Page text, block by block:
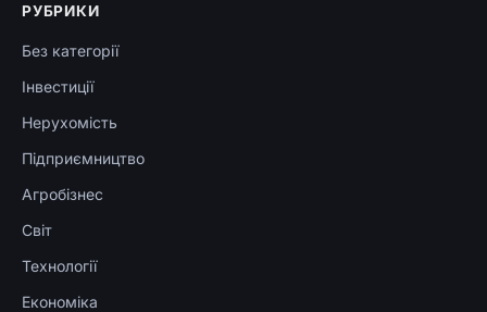
РУБРИКИ
Без категорії
Інвестиції
Нерухомість
Підприємництво
Агробізнес
Світ
Технології
Економіка